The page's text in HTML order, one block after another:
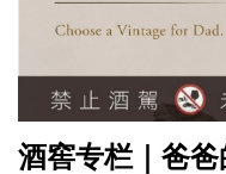
酒窖专栏｜爸